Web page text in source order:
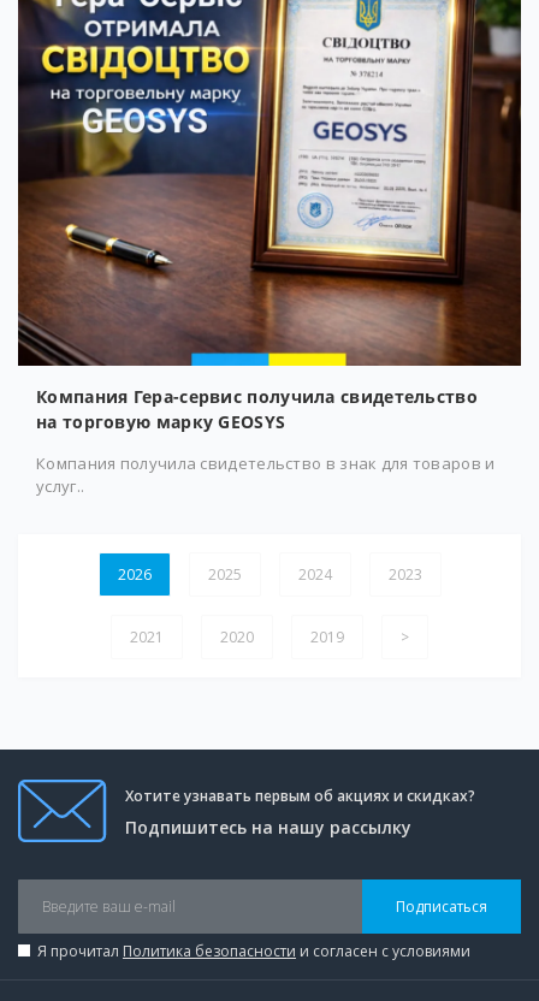
Компания Гера-сервис получила свидетельство
на торговую марку GEOSYS
Компания получила свидетельство в знак для товаров и
услуг..
2026 2025 2024 2023
2021 2020 2019 >
Хотите узнавать первым об акциях и скидках?
Подпишитесь на нашу рассылку
Подписаться
Я прочитал Политика безопасности и согласен с условиями